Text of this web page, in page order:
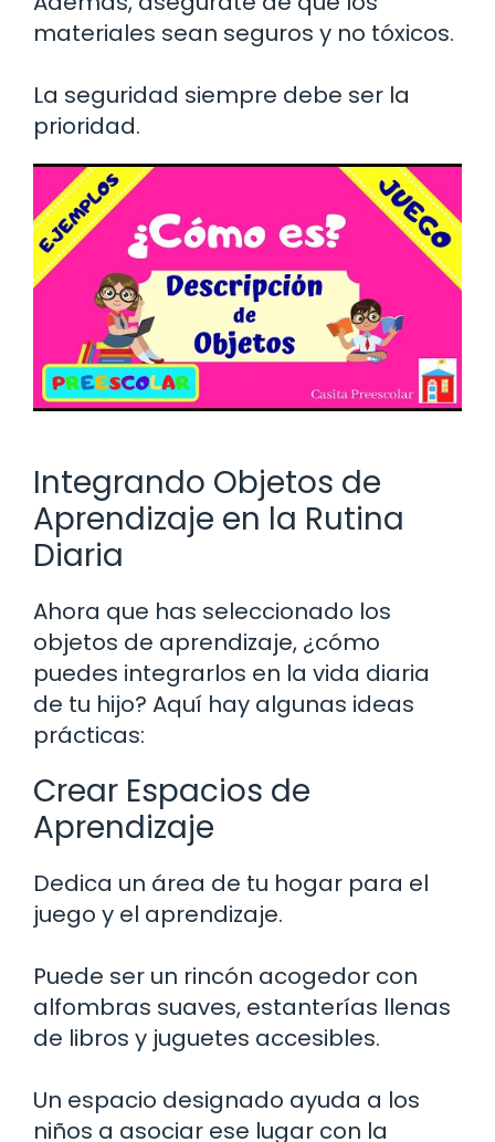
materiales sean seguros y no tóxicos.
La seguridad siempre debe ser la
prioridad.
Integrando Objetos de
Aprendizaje en la Rutina
Diaria
Ahora que has seleccionado los
objetos de aprendizaje, ¿cómo
puedes integrarlos en la vida diaria
de tu hijo? Aquí hay algunas ideas
prácticas:
Crear Espacios de
Aprendizaje
Dedica un área de tu hogar para el
juego y el aprendizaje.
Puede ser un rincón acogedor con
alfombras suaves, estanterías llenas
de libros y juguetes accesibles.
Un espacio designado ayuda a los
niños a asociar ese lugar con la